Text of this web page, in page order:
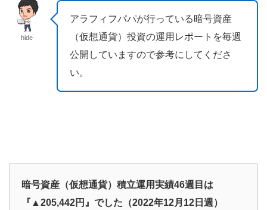
hide
アラフィフパパが行っている暗号資産
（仮想通貨）投資の運用レポートを毎週
公開していますので参考にしてくださ
い。
暗号資産（仮想通貨）積立運用実績46週目は
『▲205,442円』でした（2022年12月12日週）